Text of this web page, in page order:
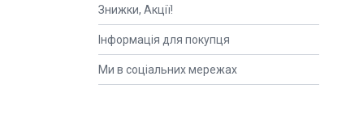
Знижки, Акції!
Інформація для покупця
Ми в соціальних мережах